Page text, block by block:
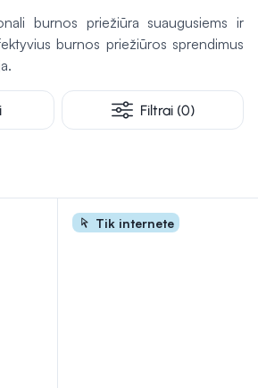
ir kremai gaminami iš natūralių
švelnūs ir nealergizuotų, užtikrinant
nuo pat ankstyvos vaikystės. Kitos
drėgnos servetėlės ar
užtikrinti kasdienę higieną ir komfortą
burnos priežiūra suaugusiems ir
burnos priežiūros sprendimus
Filtrai (0)
Tik internete